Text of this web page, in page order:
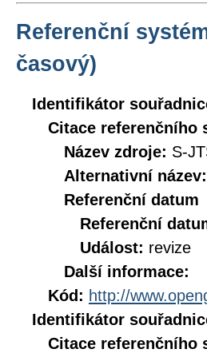
Referenční
časový)
Identifikátor
Citace referenčního
Název zdroje: S-
Alternativní název:
Referenční datum
Referenční
Událost: revize
Další informace:
Kód: http://
Identifikátor
Citace referenčního